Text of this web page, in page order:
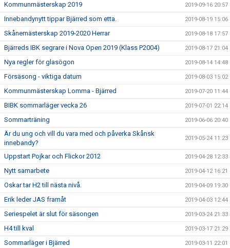
Kommunmästerskap 2019 2019-09-16 20:57
Innebandynytt tippar Bjärred som etta. 2019-08-19 15:06
Skånemästerskap 2019-2020 Herrar 2019-08-18 17:57
Bjärreds IBK segrare i Nova Open 2019 (Klass P2004) 2019-08-17 21:04
Nya regler för glasögon 2019-08-14 14:48
Försäsong - viktiga datum 2019-08-03 15:02
Kommunmästerskap Lomma - Bjärred 2019-07-20 11:44
BIBK sommarläger vecka 26 2019-07-01 22:14
Sommarträning 2019-06-06 20:40
Är du ung och vill du vara med och påverka Skånsk
innebandy?
2019-05-24 11:23
Uppstart Pojkar och Flickor 2012 2019-04-28 12:33
Nytt samarbete 2019-04-12 16:21
Oskar tar H2 till nästa nivå. 2019-04-09 19:30
Erik leder JAS framåt 2019-04-03 12:44
Seriespelet är slut för säsongen 2019-03-24 21:33
H4 till kval 2019-03-17 21:29
Sommarläger i Bjärred 2019-03-11 22:01